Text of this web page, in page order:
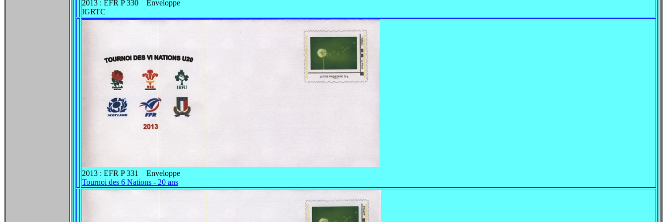
2013 : EFR P 330 Enveloppe
IGRTC
2013 : EFR P 331 Enveloppe
Tournoi des 6 Nations - 20 ans